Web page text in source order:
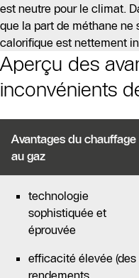
est neutre pour le climat.
que la part de méthane ne
calorifique est nettement
Aperçu des
inconvénients
Avantages du chauffage
au gaz
technologie
sophistiquée et
éprouvée
efficacité élevée (des
rendements